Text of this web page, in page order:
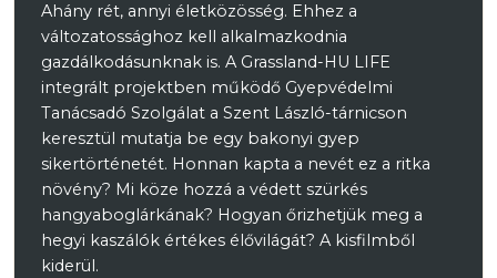
Ahány rét, annyi életközösség. Ehhez a
változatossághoz kell alkalmazkodnia
gazdálkodásunknak is. A Grassland-HU LIFE
integrált projektben működő Gyepvédelmi
Tanácsadó Szolgálat a Szent László-tárnicson
keresztül mutatja be egy bakonyi gyep
sikertörténetét. Honnan kapta a nevét ez a ritka
növény? Mi köze hozzá a védett szürkés
hangyaboglárkának? Hogyan őrizhetjük meg a
hegyi kaszálók értékes élővilágát? A kisfilmből
kiderül.